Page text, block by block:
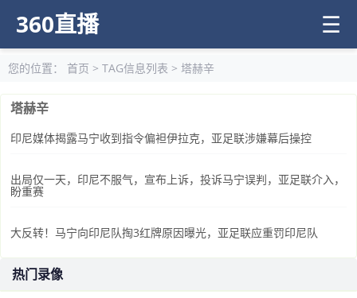
360直播 ☰
您的位置： 首页 > TAG信息列表 > 塔赫辛
塔赫辛
印尼媒体揭露马宁收到指令偏袒伊拉克，亚足联涉嫌幕后操控
出局仅一天，印尼不服气，宣布上诉，投诉马宁误判，亚足联介入，
盼重赛
大反转！马宁向印尼队掏3红牌原因曝光，亚足联应重罚印尼队
热门录像